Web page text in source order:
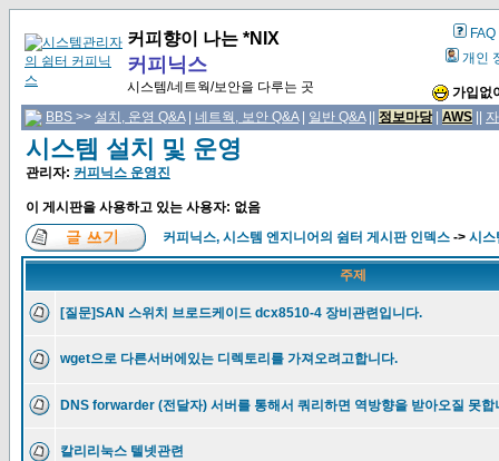
커피향이 나는 *NIX
커피닉스
시스템/네트웍/보안을 다루는 곳
FAQ
개인
가입없
BBS >> 설치, 운영 Q&A| 네트웍, 보안 Q&A| 일반 Q&A|| 정보마당| AWS
시스템 설치 및 운영
관리자: 커피닉스 운영진
이 게시판을 사용하고 있는 사용자: 없음
커피닉스, 시스템 엔지니어의 쉼터 게시판 인덱스 -> 시스
주제
[질문]SAN 스위치 브로드케이드 dcx8510-4 장비관련입니다.
wget으로 다른서버에있는 디렉토리를 가져오려고합니다.
DNS forwarder (전달자) 서버를 통해서 쿼리하면 역방향을 받아오질 못합
칼리리눅스 텔넷관련